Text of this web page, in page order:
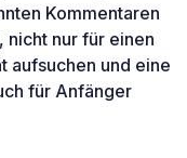
Kommentaren
nicht nur für einen
aufsuchen und eine
für Anfänger